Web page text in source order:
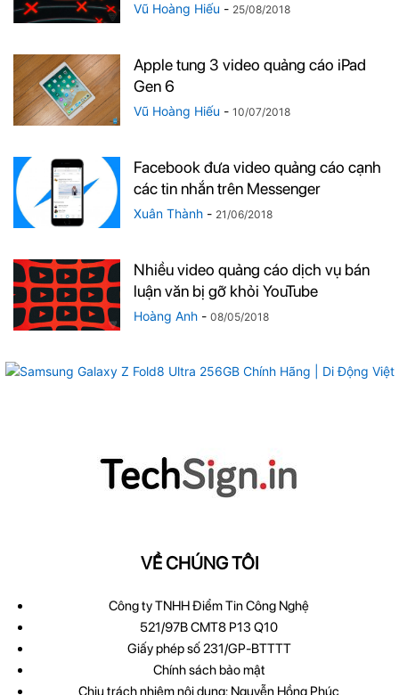
Vũ Hoàng Hiếu - 25/08/2018
Apple tung 3 video quảng cáo iPad
Gen 6
Vũ Hoàng Hiếu - 10/07/2018
Facebook đưa video quảng cáo cạnh
các tin nhắn trên Messenger
Xuân Thành - 21/06/2018
Nhiều video quảng cáo dịch vụ bán
luận văn bị gỡ khỏi YouTube
Hoàng Anh - 08/05/2018
VỀ CHÚNG TÔI
Công ty TNHH Điểm Tin Công Nghệ
521/97B CMT8 P13 Q10
Giấy phép số 231/GP-BTTTT
Chính sách bảo mật
Chịu trách nhiệm nội dung: Nguyễn Hồng Phúc